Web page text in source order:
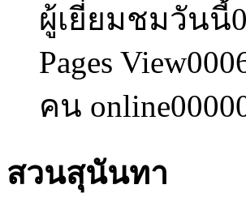
ผู้เยี่ยมชมวันนี้
Pages View
คน online
สวนสุนันทา